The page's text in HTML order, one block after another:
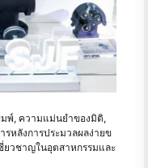
พ์, ความแม่นยำของมิติ,
หลังการประมวลผลง่ายข
ยวชาญในอุตสาหกรรมและ